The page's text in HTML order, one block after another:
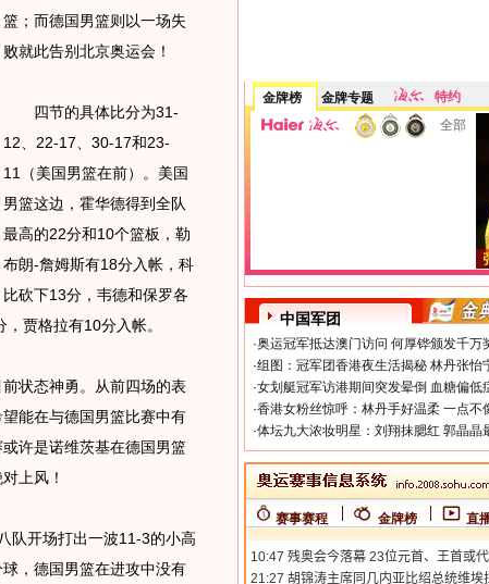
篮；而德国男篮则以一场失
败就此告别北京奥运会！
四节的具体比分为31-
12、22-17、30-17和23-
11（美国男篮在前）。美国
男篮这边，霍华德得到全队
最高的22分和10个篮板，勒
布朗-詹姆斯有18分入帐，科
比砍下13分，韦德和保罗各
贾格拉有10分入帐。
状态神勇。从前四场的表
能在与德国男篮比赛中有
许是诺维茨基在德国男篮
上风！
开场打出一波11-3的小高
，德国男篮在进攻中没有
金牌榜 金牌专题 特约
全部
中国军团
·奥运冠军抵达澳门访问 何厚铧颁发千万
·组图：冠军团香港夜生活揭秘 林丹张怡
·女划艇冠军访港期间突发晕倒 血糖偏低
·香港女粉丝惊呼：林丹手好温柔 一点不
·体坛九大浓妆明星：刘翔抹腮红 郭晶晶
赛事赛程 金牌榜 直